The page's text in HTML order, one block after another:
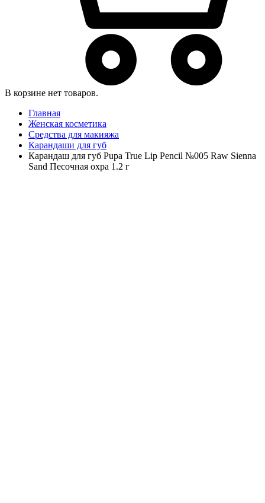
В корзине нет товаров.
Главная
Женская косметика
Средства для макияжа
Карандаши для губ
Карандаш для губ Pupa True Lip Pencil №005 Raw Sienna
Sand Песочная охра 1.2 г